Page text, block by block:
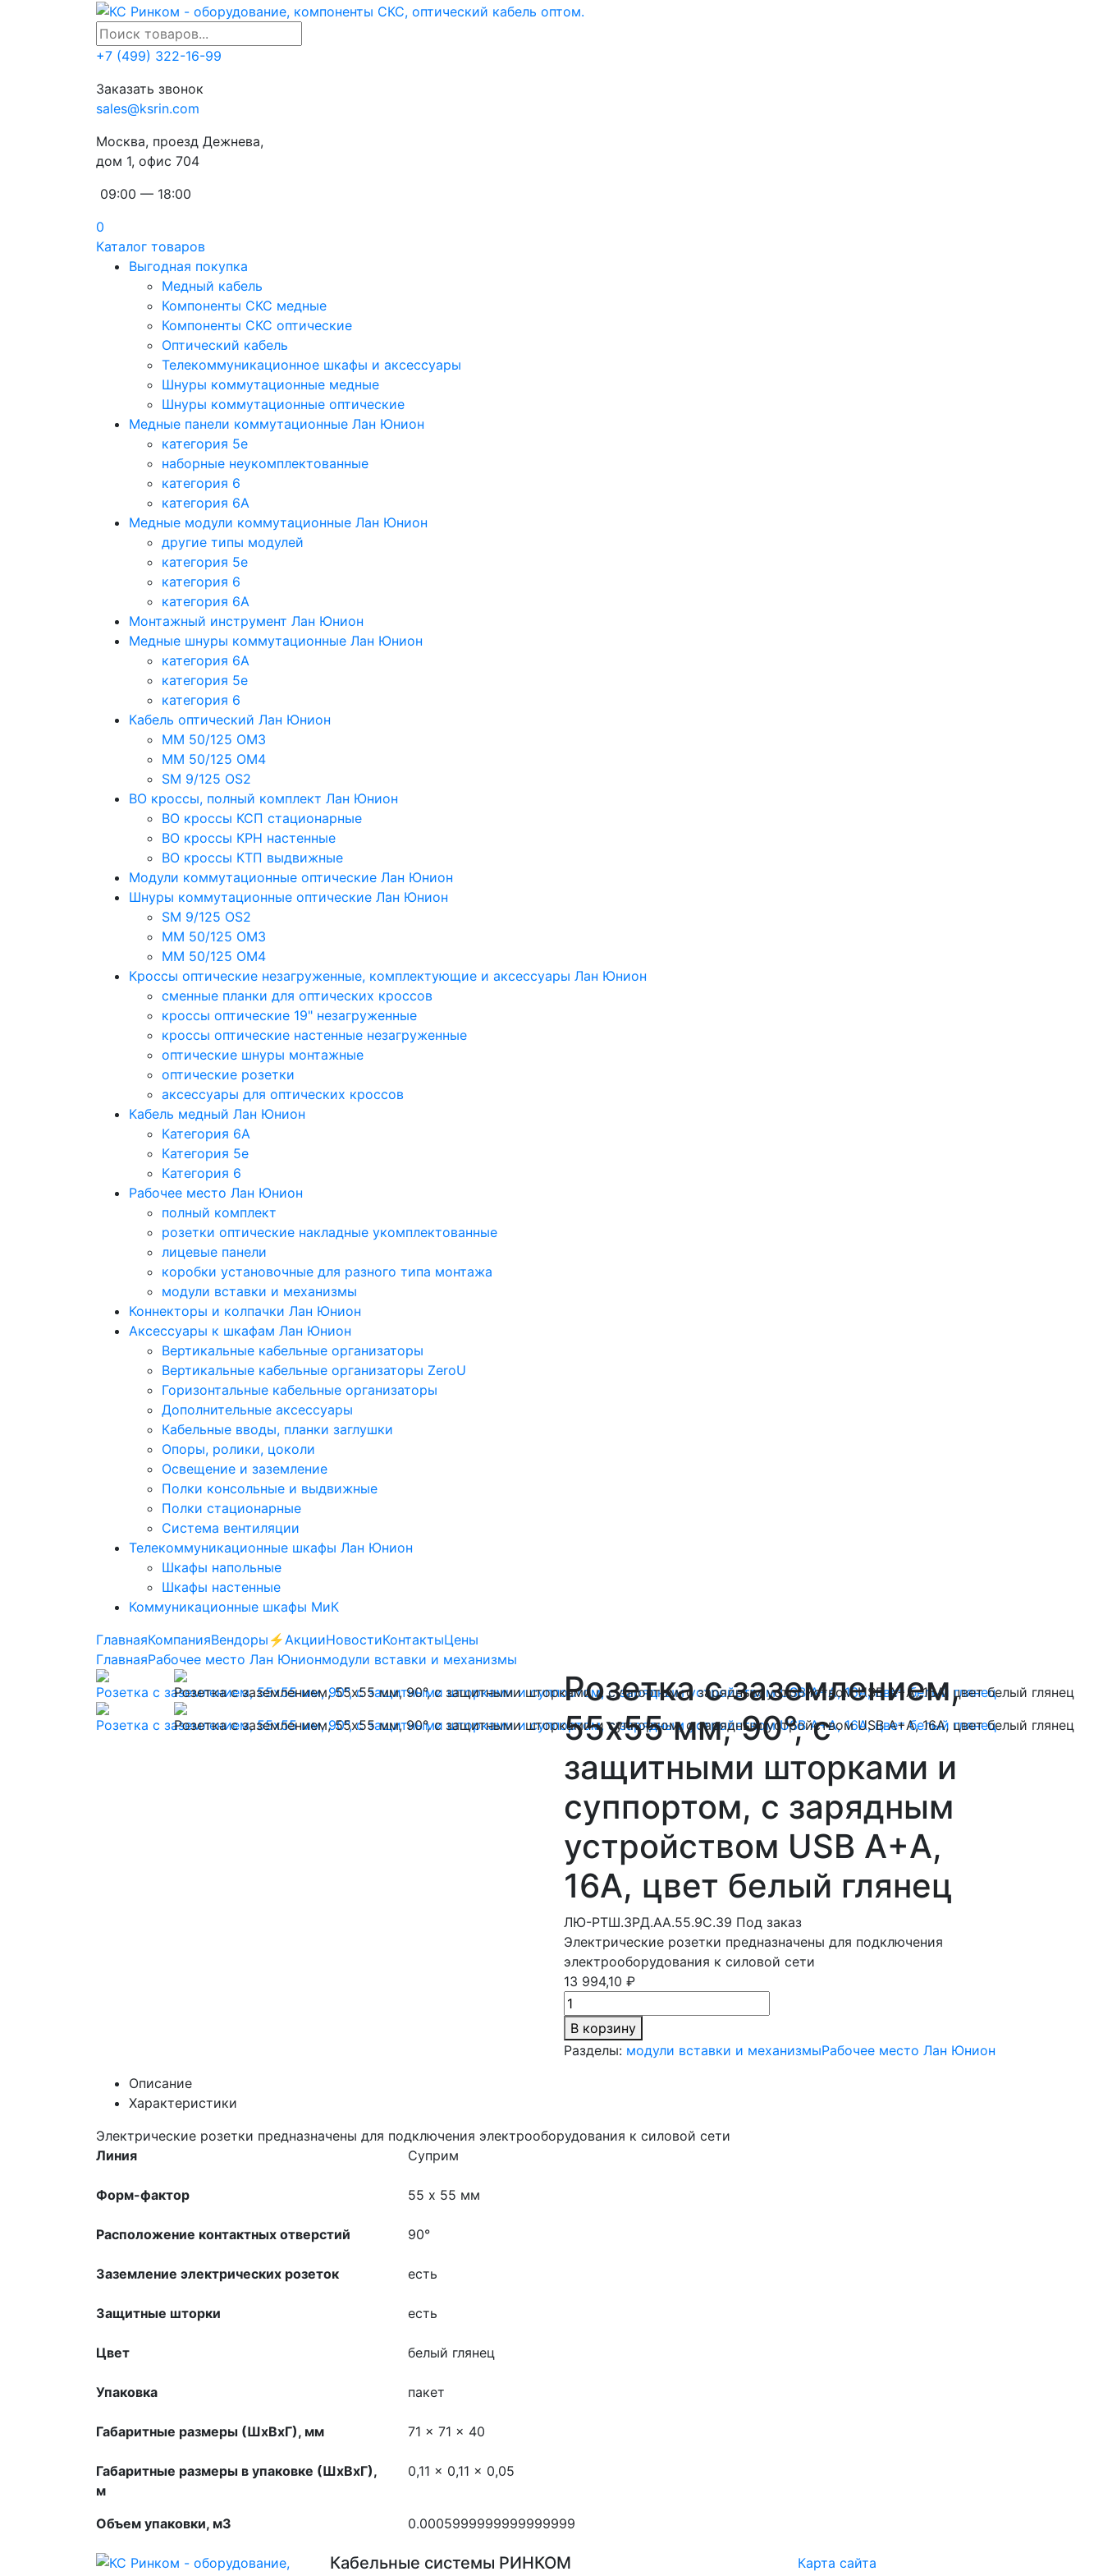
+7 (499) 322-16-99
Заказать звонок
sales@ksrin.com
Москва, проезд Дежнева,
дом 1, офис 704
09:00 — 18:00
0
Каталог товаров
Выгодная покупка
Медный кабель
Компоненты СКС медные
Компоненты СКС оптические
Оптический кабель
Телекоммуникационное шкафы и аксессуары
Шнуры коммутационные медные
Шнуры коммутационные оптические
Медные панели коммутационные Лан Юнион
категория 5e
наборные неукомплектованные
категория 6
категория 6A
Медные модули коммутационные Лан Юнион
другие типы модулей
категория 5е
категория 6
категория 6A
Монтажный инструмент Лан Юнион
Медные шнуры коммутационные Лан Юнион
категория 6A
категория 5e
категория 6
Кабель оптический Лан Юнион
MM 50/125 OM3
MM 50/125 OM4
SM 9/125 OS2
ВО кроссы, полный комплект Лан Юнион
ВО кроссы КСП стационарные
ВО кроссы КРН настенные
ВО кроссы КТП выдвижные
Модули коммутационные оптические Лан Юнион
Шнуры коммутационные оптические Лан Юнион
SM 9/125 OS2
MM 50/125 OM3
MM 50/125 OM4
Кроссы оптические незагруженные, комплектующие и аксессуары Лан Юнион
сменные планки для оптических кроссов
кроссы оптические 19" незагруженные
кроссы оптические настенные незагруженные
оптические шнуры монтажные
оптические розетки
аксессуары для оптических кроссов
Кабель медный Лан Юнион
Категория 6A
Категория 5e
Категория 6
Рабочее место Лан Юнион
полный комплект
розетки оптические накладные укомплектованные
лицевые панели
коробки установочные для разного типа монтажа
модули вставки и механизмы
Коннекторы и колпачки Лан Юнион
Аксессуары к шкафам Лан Юнион
Вертикальные кабельные организаторы
Вертикальные кабельные организаторы ZeroU
Горизонтальные кабельные организаторы
Дополнительные аксессуары
Кабельные вводы, планки заглушки
Опоры, ролики, цоколи
Освещение и заземление
Полки консольные и выдвижные
Полки стационарные
Система вентиляции
Телекоммуникационные шкафы Лан Юнион
Шкафы напольные
Шкафы настенные
Коммуникационные шкафы МиК
ГлавнаяКомпанияВендоры ⚡️АкцииНовостиКонтактыЦены
ГлавнаяРабочее место Лан Юнионмодули вставки и механизмы
Розетка с заземлением,
55х55 мм, 90°, с
защитными шторками и
суппортом, с зарядным
устройством USB A+A,
16А, цвет белый глянец
ЛЮ-РТШ.ЗРД.АА.55.9С.39 Под заказ
Электрические розетки предназначены для подключения
электрооборудования к силовой сети
13 994,10 ₽
В корзину
Разделы: модули вставки и механизмыРабочее место Лан Юнион
Описание
Характеристики
Электрические розетки предназначены для подключения электрооборудования к силовой сети
Линия
Суприм
Форм-фактор 55 х 55 мм
Расположение контактных отверстий 90°
Заземление электрических розеток есть
Защитные шторки есть
Цвет белый глянец
Упаковка пакет
Габаритные размеры (ШхВхГ), мм 71 x 71 x 40
Габаритные размеры в упаковке (ШхВхГ),
м
0,11 x 0,11 x 0,05
Объем упаковки, м3 0.0005999999999999999
Кабельные системы РИНКОМ
Карта сайта